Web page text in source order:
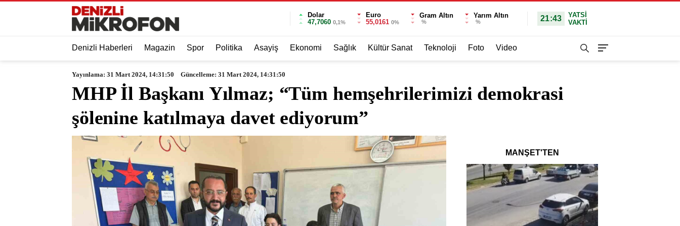
Dolar
47,7060 0,1%
Euro
55,0161 0%
Gram Altın
%
Yarım Altın
% 21:43
YATSI
VAKTİ
Denizli Haberleri Magazin Spor Politika Asayiş Ekonomi Sağlık Kültür Sanat Teknoloji Foto Video
Yayınlama: 31 Mart 2024, 14:31:50 Güncelleme: 31 Mart 2024, 14:31:50
MHP İl Başkanı Yılmaz; “Tüm hemşehrilerimizi demokrasi
şölenine katılmaya davet ediyorum”
MANŞET'TEN